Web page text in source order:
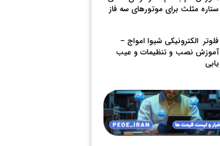
ستاره مثلث برای موتورهای سه فاز
فلوتر الکترونیکی شیوا امواج –
آموزش نصب و تنظیمات و عیب
یابی